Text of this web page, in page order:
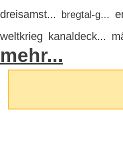
dreisamst...
bregtal-g...
weltkrieg kanaldeck...
mehr...